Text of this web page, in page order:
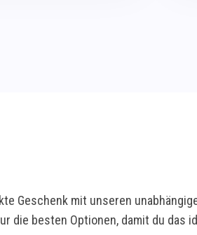
Geschenk mit unseren
die besten Optionen, damit du